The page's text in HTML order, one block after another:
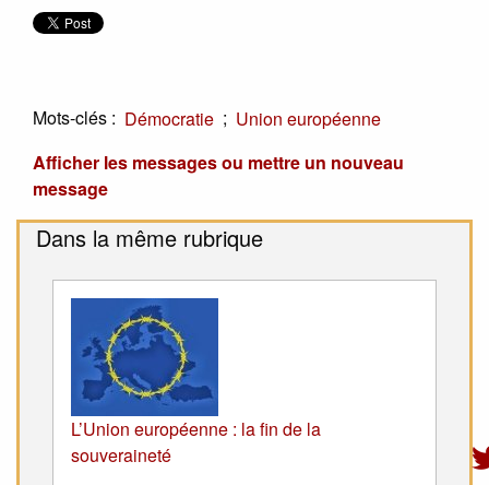
Mots-clés : Démocratie ; Union européenne
Afficher les messages ou mettre un nouveau
message
Dans la même rubrique
L’Union européenne : la fin de la
souveraineté